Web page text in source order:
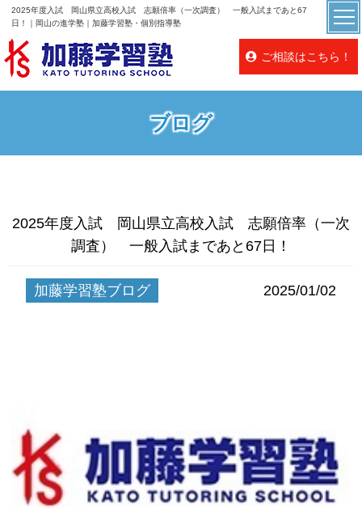
2025年度入試 岡山県立高校入試 志願倍率（一次調査） 一般入試まであと67
日！｜岡山の進学塾｜加藤学習塾・個別指導塾
ご相談はこちら！
ブログ
2025年度入試 岡山県立高校入試 志願倍率（一次
調査） 一般入試まであと67日！
加藤学習塾ブログ 2025/01/02